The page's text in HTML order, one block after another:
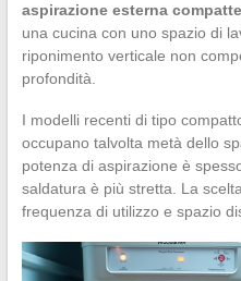
aspirazione esterna compatte
una cucina con uno spazio di
riponimento verticale non
profondità.
I modelli recenti di tipo
occupano talvolta metà dello
potenza di aspirazione è
saldatura è più stretta. La
frequenza di utilizzo e spazio